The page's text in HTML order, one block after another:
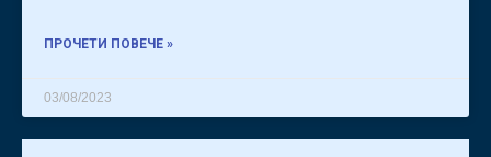
ПРОЧЕТИ ПОВЕЧЕ »
03/08/2023